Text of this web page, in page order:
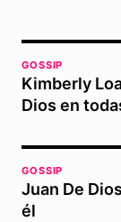
GOSSIP
Kimberly
Dios en
GOSSIP
Juan De
él